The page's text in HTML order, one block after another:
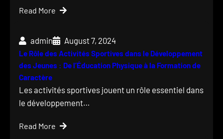
Read More
admin August 7, 2024
Le Rôle des Activités Sportives dans le Développement
des Jeunes : De l’Éducation Physique à la Formation de
Caractère
Les activités sportives jouent un rôle essentiel dans
le développement…
Read More